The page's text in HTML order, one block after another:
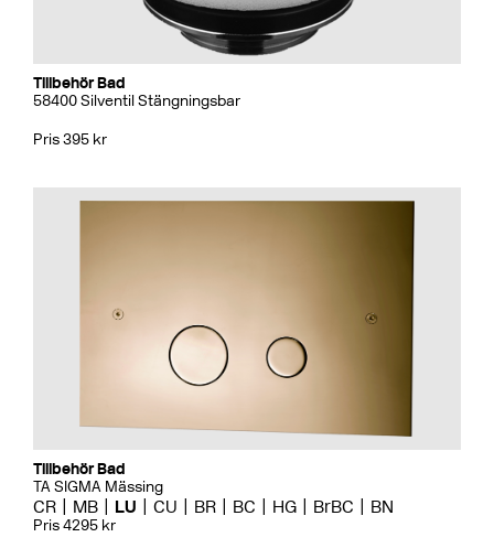
Tillbehör Bad
58400 Silventil Stängningsbar
Pris 395 kr
Tillbehör Bad
TA SIGMA Mässing
CR MB LU CU BR BC HG BrBC BN
Pris 4295 kr